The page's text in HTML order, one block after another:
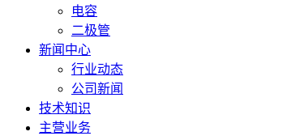
电容
二极管
新闻中心
行业动态
公司新闻
技术知识
主营业务